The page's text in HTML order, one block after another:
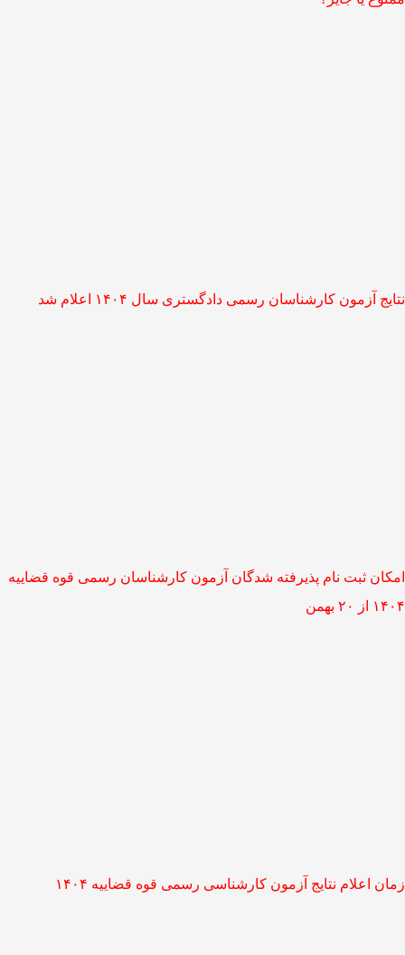
نتایج آزمون کارشناسان رسمی دادگستری سال ۱۴۰۴ اعلام شد
امکان ثبت نام پذیرفته شدگان آزمون کارشناسان رسمی قوه قضاییه
۱۴۰۴ از ۲۰ بهمن
زمان اعلام نتایج آزمون کارشناسی رسمی قوه قضاییه ۱۴۰۴